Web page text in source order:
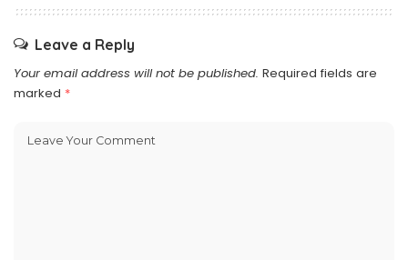
Leave a Reply
Your email address will not be published. Required fields are
marked *